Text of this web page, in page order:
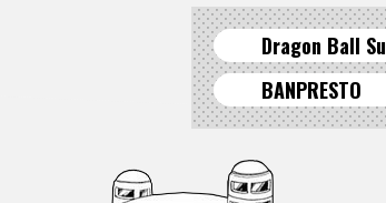
Dragon Ball
BANPRESTO